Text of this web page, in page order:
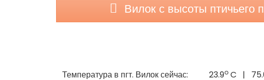
Вилок с высоты птичьего
Температура в пгт. Вилок сейчас: 23.9o C |